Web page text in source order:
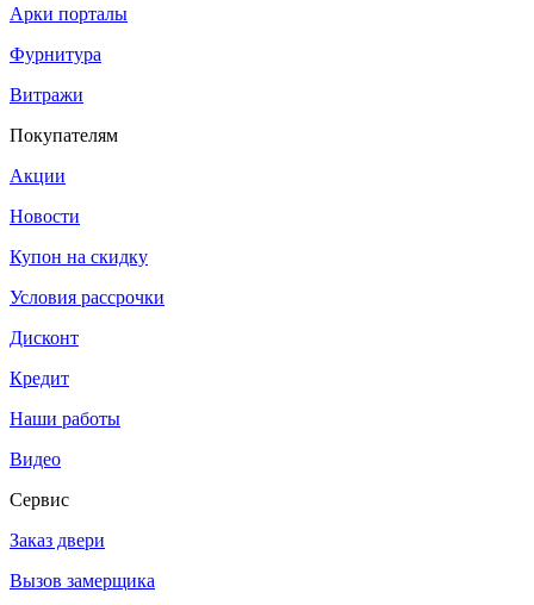
Арки порталы
Фурнитура
Витражи
Покупателям
Акции
Новости
Купон на скидку
Условия рассрочки
Дисконт
Кредит
Наши работы
Видео
Сервис
Заказ двери
Вызов замерщика